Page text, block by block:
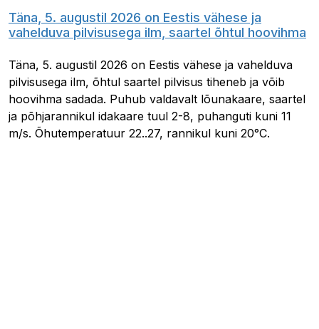
Täna, 5. augustil 2026 on Eestis vähese ja
vahelduva pilvisusega ilm, saartel õhtul hoovihma
Täna, 5. augustil 2026 on Eestis vähese ja vahelduva
pilvisusega ilm, õhtul saartel pilvisus tiheneb ja võib
hoovihma sadada. Puhub valdavalt lõunakaare, saartel
ja põhjarannikul idakaare tuul 2-8, puhanguti kuni 11
m/s. Õhutemperatuur 22..27, rannikul kuni 20°C.